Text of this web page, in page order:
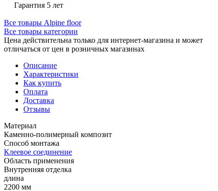
Гарантия 5 лет
Все товары Alpine floor
Все товары категории
Цена действительна только для интернет-магазина и может
отличаться от цен в розничных магазинах
Описание
Характеристики
Как купить
Оплата
Доставка
Отзывы
Материал
Каменно-полимерный композит
Способ монтажа
Клеевое соединение
Область применения
Внутренняя отделка
длина
2200 мм